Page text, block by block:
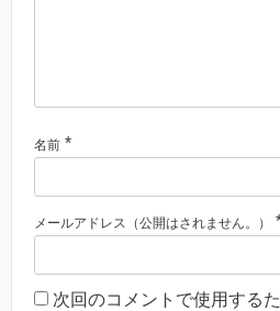
名前 *
メールアドレス（公開はされません。）
次回のコメントで使用する